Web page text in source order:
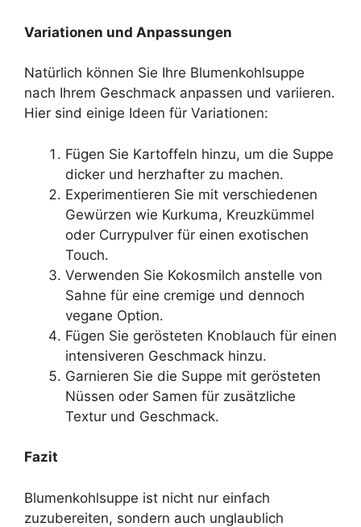
Variationen und Anpassungen
Natürlich können Sie Ihre Blumenkohlsuppe
nach Ihrem Geschmack anpassen und variieren.
Hier sind einige Ideen für Variationen:
Fügen Sie Kartoffeln hinzu, um die Suppe
dicker und herzhafter zu machen.
Experimentieren Sie mit verschiedenen
Gewürzen wie Kurkuma, Kreuzkümmel
oder Currypulver für einen exotischen
Touch.
Verwenden Sie Kokosmilch anstelle von
Sahne für eine cremige und dennoch
vegane Option.
Fügen Sie gerösteten Knoblauch für einen
intensiveren Geschmack hinzu.
Garnieren Sie die Suppe mit gerösteten
Nüssen oder Samen für zusätzliche
Textur und Geschmack.
Fazit
Blumenkohlsuppe ist nicht nur einfach
zuzubereiten, sondern auch unglaublich